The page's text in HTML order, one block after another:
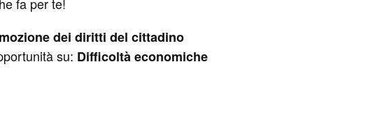
dei diritti del cittadino
su: Difficoltà economiche